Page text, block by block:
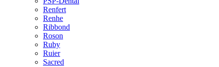
Renfert
Renhe
Ribbond
Roson
Ruby
Ruier
Sacred